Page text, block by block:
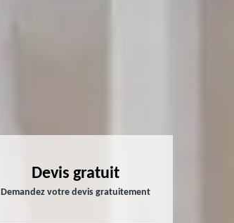
Devis gratuit
Demandez votre devis gratuitement